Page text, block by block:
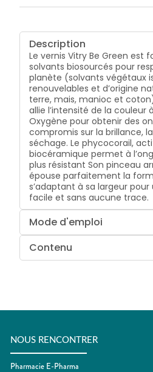
Description
Le vernis Vitry Be Green est
solvants biosourcés pour
planète (solvants végétaux
renouvelables et d’origine
terre, mais, manioc et
allie l’intensité de la couleur
Oxygène pour obtenir des
compromis sur la brillance,
séchage. Le phycocorail,
biocéramique permet à
plus résistant Son pinceau
épouse parfaitement la
s’adaptant à sa largeur
facile et sans aucune trace.
Mode d'emploi
Contenu
NOUS RENCONTRER
Pharmacie E-Pharma